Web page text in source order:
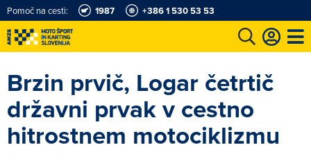
Pomoč na cesti: 1987 +386 1 530 53 53
Brzin prvič, Logar četrtič
državni prvak v cestno
hitrostnem motociklizmu